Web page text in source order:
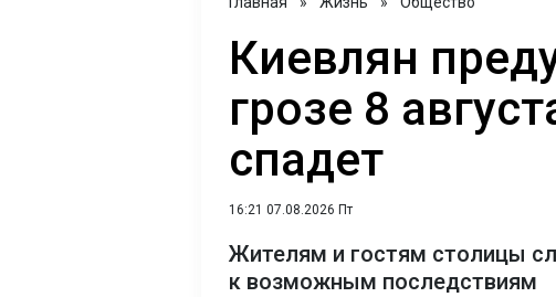
Киевлян
грозе 8
спадет
16:21 07.08.2026 Пт
Жителям и гостям столицы
к возможным последствиям